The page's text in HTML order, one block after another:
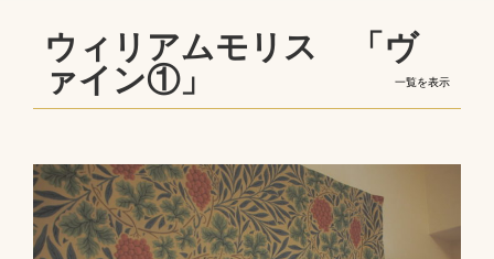
ウィリアムモリス 「ヴ
ァイン①」
一覧を表示